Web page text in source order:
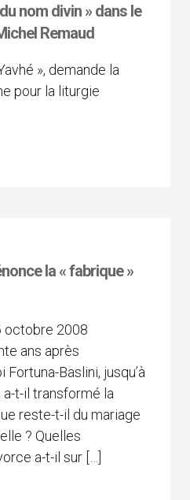
nom divin » dans le
Remaud
», demande la
pour la liturgie
la « fabrique »
octobre 2008
ans après
Fortuna-Baslini, jusqu’à
t-il transformé la
reste-t-il du mariage
? Quelles
a-t-il sur […]